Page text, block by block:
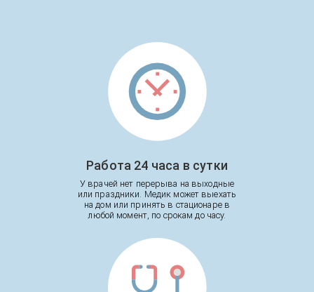
Работа 24 часа в сутки
У врачей нет перерыва на выходные
или праздники. Медик может выехать
на дом или принять в стационаре в
любой момент, по срокам до часу.